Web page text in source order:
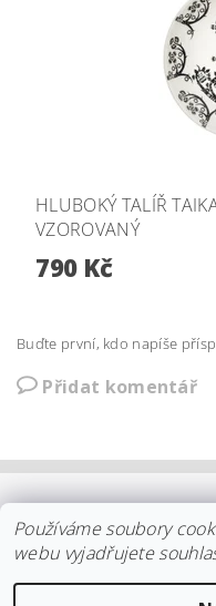
HLUBOKÝ TALÍŘ
VZOROVANÝ
790 Kč
Buďte první, kdo napíše
Přidat komentář
| KOLEKCE
REKLAMACE/
Používáme soubory
webu vyjadřujete